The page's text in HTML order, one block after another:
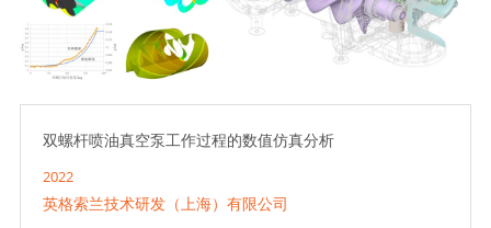
双螺杆喷油真空泵工作过程的数值仿真分析
2022
英格索兰技术研发（上海）有限公司